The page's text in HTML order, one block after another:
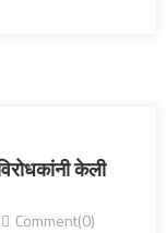
केली
Comment(0)